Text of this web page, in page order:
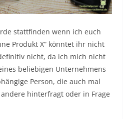
stattfinden wenn ich euch
Produkt X“ könntet ihr nicht
nicht, da ich mich nicht
beliebigen Unternehmens
Person, die auch mal
hinterfragt oder in Frage